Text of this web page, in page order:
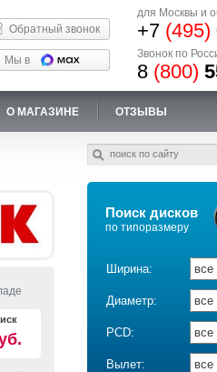
Обратный звонок
Мы в
для Москвы и
+7 (495)
Звонок по
8 (800)
О МАГАЗИНЕ ОТЗЫВЫ
Поиск дисков
по типоразмеру
Ширина:
Диаметр:
PCD:
Вылет: